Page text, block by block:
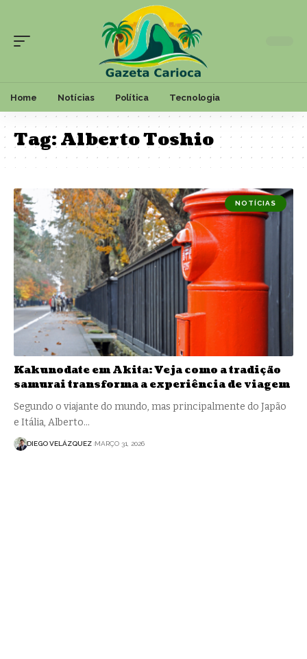
Home Notícias Política Tecnologia
Tag:Alberto Toshio
NOTÍCIAS
Kakunodate em Akita: Veja como a tradição
samurai transforma a experiência de viagem
Segundo o viajante do mundo, mas principalmente do Japão
e Itália, Alberto…
DIEGO VELÁZQUEZ MARÇO 31, 2026